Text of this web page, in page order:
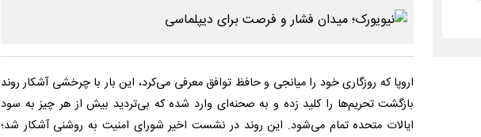
اروپا که روزگاری خود را میانجی و حافظ توافق معرفی می‌کرد، این ‌بار با چرخشی آشکار روند
بازگشت تحریم‌ها را کلید زده و به صحنه‌ای وارد شده که بی‌تردید بیش از هر چیز به سود
ایالات متحده تمام می‌شود. این روند در نشست اخیر شورای امنیت به ‌روشنی آشکار شد؛